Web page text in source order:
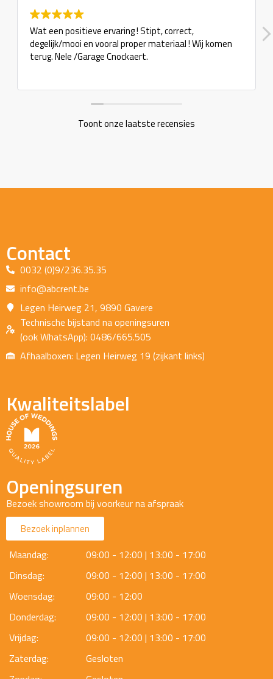
Wat een positieve ervaring ! Stipt, correct,
degelijk/mooi en vooral proper materiaal ! Wij komen
terug. Nele /Garage Cnockaert.
Toont onze laatste recensies
Contact
0032 (0)9/236.35.35
info@abcrent.be
Legen Heirweg 21, 9890 Gavere
Technische bijstand na openingsuren
(ook WhatsApp): 0486/665.505
Afhaalboxen: Legen Heirweg 19 (zijkant links)
Kwaliteitslabel
Openingsuren
Bezoek showroom bij voorkeur na afspraak
Bezoek inplannen
Maandag:
09:00 - 12:00 | 13:00 - 17:00
Dinsdag:
09:00 - 12:00 | 13:00 - 17:00
Woensdag:
09:00 - 12:00
Donderdag:
09:00 - 12:00 | 13:00 - 17:00
Vrijdag:
09:00 - 12:00 | 13:00 - 17:00
Zaterdag:
Gesloten